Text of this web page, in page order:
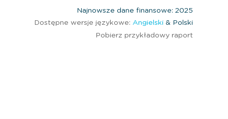
Najnowsze dane finansowe: 2025
Dostępne wersje językowe: Angielski & Polski
Pobierz przykładowy raport